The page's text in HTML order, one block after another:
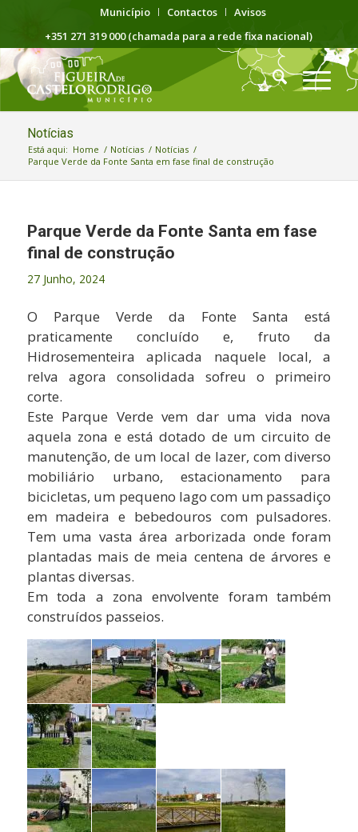
Município Contactos
Avisos
+351 271 319 000 (chamada para a rede fixa nacional)
Notícias
Está aqui: Home / Notícias / Notícias /
Parque Verde da Fonte Santa em fase final de construção
Parque Verde da Fonte Santa em fase
final de construção
27 Junho, 2024
O Parque Verde da Fonte Santa está
praticamente concluído e, fruto da
Hidrosementeira aplicada naquele local, a
relva agora consolidada sofreu o primeiro
corte.
Este Parque Verde vem dar uma vida nova
aquela zona e está dotado de um circuito de
manutenção, de um local de lazer, com diverso
mobiliário urbano, estacionamento para
bicicletas, um pequeno lago com um passadiço
em madeira e bebedouros com pulsadores.
Tem uma vasta área arborizada onde foram
plantadas mais de meia centena de árvores e
plantas diversas.
Em toda a zona envolvente foram também
construídos passeios.